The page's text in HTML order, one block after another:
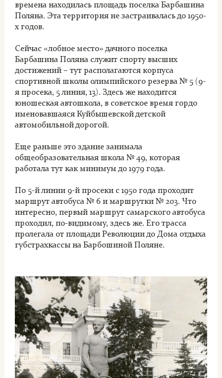
времена находилась площадь поселка Барбашина
Поляна. Эта территория не застраивалась до 1950-
х годов.
Сейчас «лобное место» дачного поселка
Барбашина Поляна служит спорту высших
достижений – тут располагаются корпуса
спортивной школы олимпийского резерва № 5 (9-
я просека, 5 линия, 13). Здесь же находится
юношеская автошкола, в советское время гордо
именовавшаяся Куйбышевской детской
автомобильной дорогой.
Еще раньше это здание занимала
общеобразовательная школа № 49, которая
работала тут как минимум до 1979 года.
По 5-й линии 9-й просеки с 1950 года проходит
маршрут автобуса № 6 и маршрутки № 203. Что
интересно, первый маршрут самарского автобуса
проходил, по-видимому, здесь же. Его трасса
пролегала от площади Революции до Дома отдыха
губстрахкассы на Барбошиной Поляне.